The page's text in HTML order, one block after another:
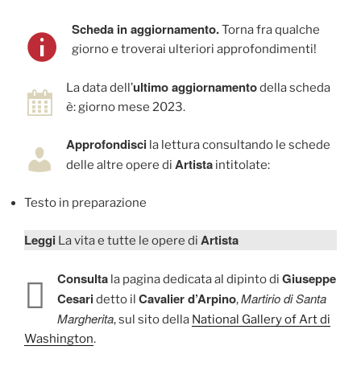
Scheda in aggiornamento.Torna fra qualche
giorno e troverai ulteriori approfondimenti!
La data dell’ultimo aggiornamentodella scheda
è: giorno mese 2023.
Approfondisci la lettura consultando le schede
delle altre opere di Artista intitolate:
Testo in preparazione
Leggi La vita e tutte le opere di Artista
Consulta la pagina dedicata al dipinto di Giuseppe
Cesaridetto il Cavalier d’Arpino,Martirio di Santa
Margherita, sul sito della National Gallery of Art di
Washington.